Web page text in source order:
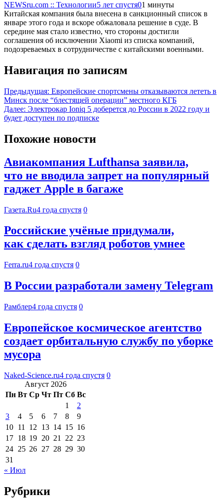
NEWSru.com :: Технологии5 лет спустя01 минуты
Китайская компания была внесена в санкционный список в
январе этого года и вскоре обжаловала решение в суде. В
середине мая стало известно, что стороны достигли
соглашения об исключении Xiaomi из списка компаний,
подозреваемых в сотрудничестве с китайскими военными.
Навигация по записям
Предыдущая: Европейские спортсмены отказываются лететь в
Минск после “блестящей операции” местного КГБ
Далее: Электрокар Ioniq 5 доберется до России в 2022 году и
будет доступен по подписке
Похожие новости
Авиакомпания Lufthansa заявила,
что не вводила запрет на популярный
гаджет Apple в багаже
Газета.Ru4 года спустя 0
Российские учёные придумали,
как сделать взгляд роботов умнее
Ferra.ru4 года спустя 0
В России разработали замену Telegram
Рамблер4 года спустя 0
Европейское космическое агентство
создает орбитальную службу по уборке
мусора
Naked-Science.ru4 года спустя 0
Август 2026
Пн Вт Ср Чт Пт Сб Вс
1
2
3
4 5 6 7 8
9
10 11 12 13 14 15 16
17 18 19 20 21 22 23
24 25 26 27 28 29 30
31
« Июл
Рубрики